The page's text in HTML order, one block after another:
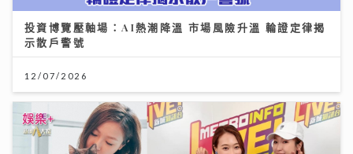
投資博覽壓軸場：AI熱潮降溫 市場風險升溫 輪證定律揭
示散戶警號
12/07/2026